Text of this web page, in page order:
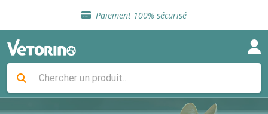
Paiement 100% sécurisé
Livraison gratuite en clinique vétérinaire
Sélection de croquettes vétérinaire
Livraison gratuite en clinique vétérinaire
Retour gratuit en clinique
Sélection de croquettes vétérinaire